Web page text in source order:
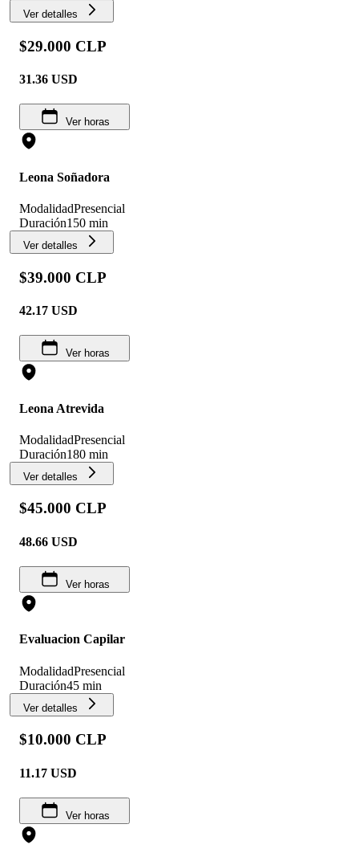
Ver detalles
$29.000 CLP
31.36 USD
Ver horas
Leona Soñadora
ModalidadPresencial
Duración150 min
Ver detalles
$39.000 CLP
42.17 USD
Ver horas
Leona Atrevida
ModalidadPresencial
Duración180 min
Ver detalles
$45.000 CLP
48.66 USD
Ver horas
Evaluacion Capilar
ModalidadPresencial
Duración45 min
Ver detalles
$10.000 CLP
11.17 USD
Ver horas